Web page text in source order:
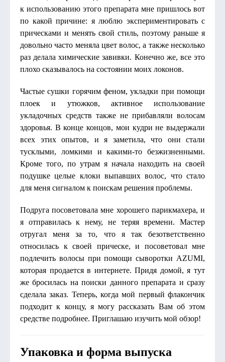
к использованию этого препарата мне пришлось вот
по какой причине: я люблю экспериментировать с
прическами и менять свой стиль, поэтому раньше я
довольно часто меняла цвет волос, а также несколько
раз делала химические завивки. Конечно же, все это
плохо сказывалось на состоянии моих локонов.
Частые сушки горячим феном, укладки при помощи
плоек и утюжков, активное использование
укладочных средств также не прибавляли волосам
здоровья. В конце концов, мои кудри не выдержали
всех этих опытов, и я заметила, что они стали
тусклыми, ломкими и какими-то безжизненными.
Кроме того, по утрам я начала находить на своей
подушке целые клоки выпавших волос, что стало
для меня сигналом к поискам решения проблемы.
Подруга посоветовала мне хорошего парикмахера, и
я отправилась к нему, не теряя времени. Мастер
отругал меня за то, что я так безответственно
относилась к своей прическе, и посоветовал мне
подлечить волосы при помощи сыворотки AZUMI,
которая продается в интернете. Придя домой, я тут
же бросилась на поиски данного препарата и сразу
сделала заказ. Теперь, когда мой первый флакончик
подходит к концу, я могу рассказать Вам об этом
средстве подробнее. Приглашаю изучить мой обзор!
Упаковка и форма выпуска